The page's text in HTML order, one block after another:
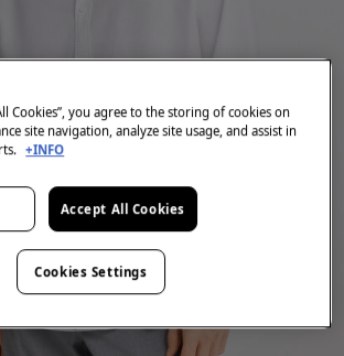
Cookies”, you agree to the storing of cookies on
site navigation, analyze site usage, and assist in
+INFO
Accept All Cookies
Cookies Settings